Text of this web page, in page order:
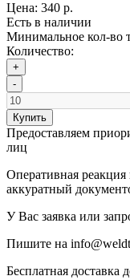
Цена: 340 р.
Есть в наличии
Минимальное кол-во
Количество:
+
-
Купить
Предоставляем
лиц
Оперативная
аккуратный
У Вас заявка или
Пишите на
Бесплатная доставка